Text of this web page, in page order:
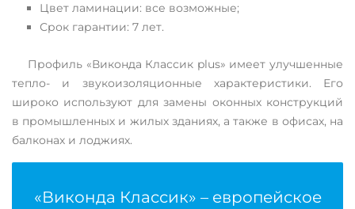
Цвет ламинации: все возможные;
Срок гарантии: 7 лет.
Профиль «Виконда Классик plus» имеет улучшенные
тепло- и звукоизоляционные характеристики. Его
широко используют для замены оконных конструкций
в промышленных и жилых зданиях, а также в офисах, на
балконах и лоджиях.
«Виконда Классик» – европейское